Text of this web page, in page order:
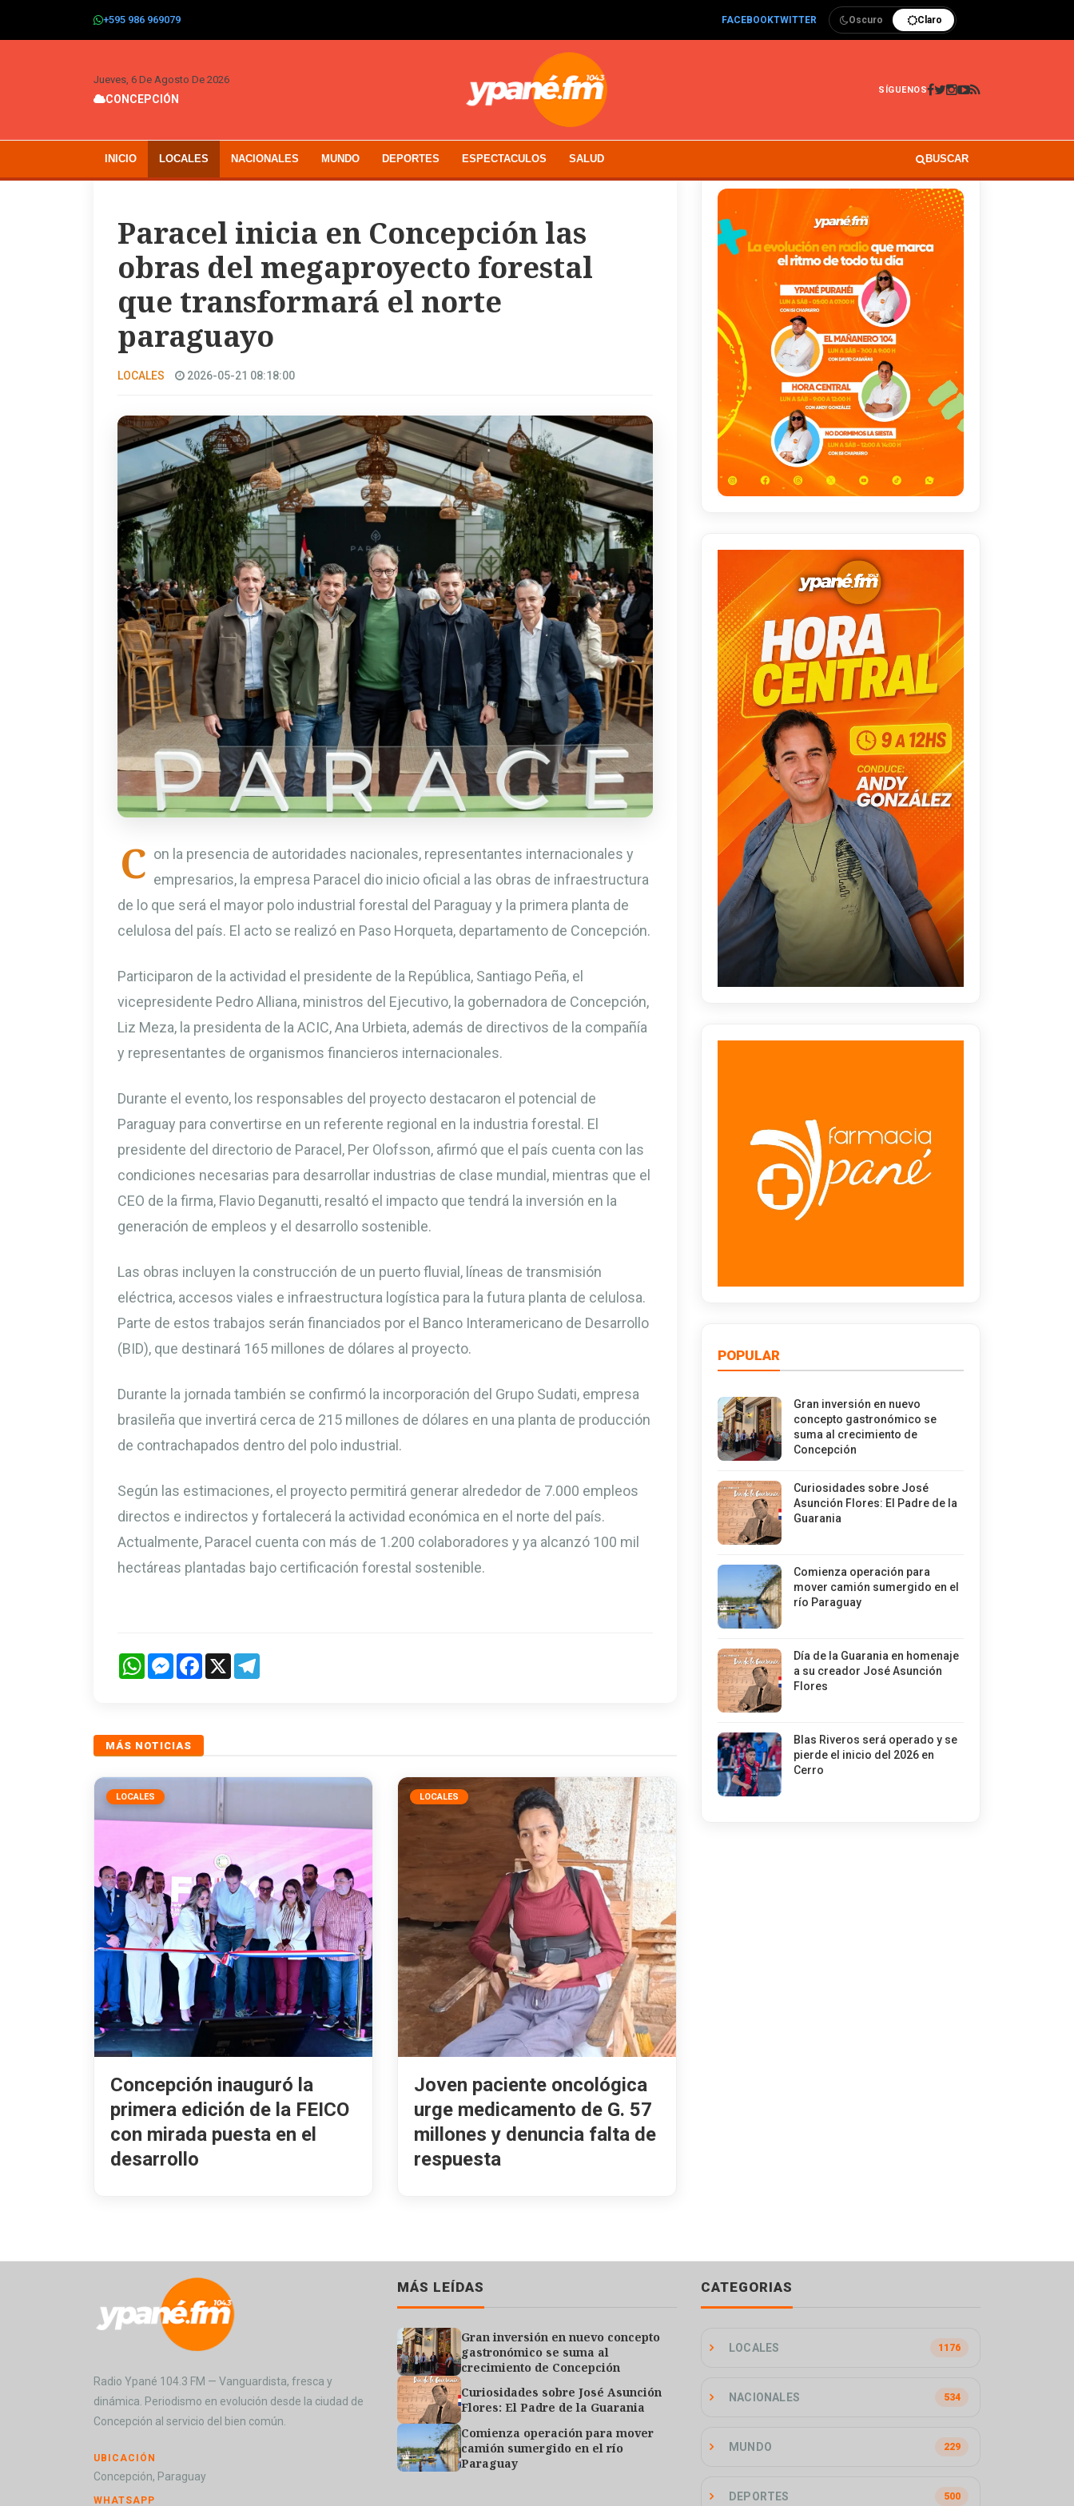
+595 986 969079 FACEBOOKTWITTER Oscuro Claro
Jueves, 6 De Agosto De 2026
CONCEPCIÓN
SÍGUENOS
INICIO LOCALES NACIONALES MUNDO DEPORTES ESPECTACULOS SALUD BUSCAR
Paracel inicia en Concepción las
obras del megaproyecto forestal
que transformará el norte
paraguayo
LOCALES 2026-05-21 08:18:00
C on la presencia de autoridades nacionales, representantes internacionales y
empresarios, la empresa Paracel dio inicio oficial a las obras de infraestructura
de lo que será el mayor polo industrial forestal del Paraguay y la primera planta de
celulosa del país. El acto se realizó en Paso Horqueta, departamento de Concepción.
Participaron de la actividad el presidente de la República, Santiago Peña, el
vicepresidente Pedro Alliana, ministros del Ejecutivo, la gobernadora de Concepción,
Liz Meza, la presidenta de la ACIC, Ana Urbieta, además de directivos de la compañía
y representantes de organismos financieros internacionales.
Durante el evento, los responsables del proyecto destacaron el potencial de
Paraguay para convertirse en un referente regional en la industria forestal. El
presidente del directorio de Paracel, Per Olofsson, afirmó que el país cuenta con las
condiciones necesarias para desarrollar industrias de clase mundial, mientras que el
CEO de la firma, Flavio Deganutti, resaltó el impacto que tendrá la inversión en la
generación de empleos y el desarrollo sostenible.
Las obras incluyen la construcción de un puerto fluvial, líneas de transmisión
eléctrica, accesos viales e infraestructura logística para la futura planta de celulosa.
Parte de estos trabajos serán financiados por el Banco Interamericano de Desarrollo
(BID), que destinará 165 millones de dólares al proyecto.
Durante la jornada también se confirmó la incorporación del Grupo Sudati, empresa
brasileña que invertirá cerca de 215 millones de dólares en una planta de producción
de contrachapados dentro del polo industrial.
Según las estimaciones, el proyecto permitirá generar alrededor de 7.000 empleos
directos e indirectos y fortalecerá la actividad económica en el norte del país.
Actualmente, Paracel cuenta con más de 1.200 colaboradores y ya alcanzó 100 mil
hectáreas plantadas bajo certificación forestal sostenible.
WhatsAppMessengerFacebook
X
MÁS NOTICIAS
LOCALES
Concepción inauguró la
primera edición de la FEICO
con mirada puesta en el
desarrollo
LOCALES
Joven paciente oncológica
urge medicamento de G. 57
millones y denuncia falta de
respuesta
POPULAR
Gran inversión en nuevo
concepto gastronómico se
suma al crecimiento de
Concepción
Curiosidades sobre José
Asunción Flores: El Padre de la
Guarania
Comienza operación para
mover camión sumergido en el
río Paraguay
Día de la Guarania en homenaje
a su creador José Asunción
Flores
Blas Riveros será operado y se
pierde el inicio del 2026 en
Cerro
Radio Ypané 104.3 FM — Vanguardista, fresca y
dinámica. Periodismo en evolución desde la ciudad de
Concepción al servicio del bien común.
UBICACIÓN
Concepción, Paraguay
WHATSAPP
MÁS LEÍDAS
Gran inversión en nuevo concepto
gastronómico se suma al
crecimiento de Concepción
Curiosidades sobre José Asunción
Flores: El Padre de la Guarania
Comienza operación para mover
camión sumergido en el río
Paraguay
CATEGORIAS
LOCALES 1176
NACIONALES 534
MUNDO 229
DEPORTES 500